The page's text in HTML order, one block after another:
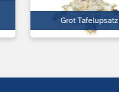
Grot Tafelupsatz